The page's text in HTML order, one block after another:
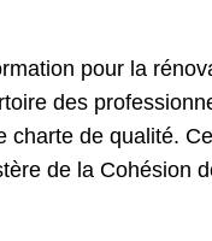
pour la
des
charte de qualité.
de la Cohésion